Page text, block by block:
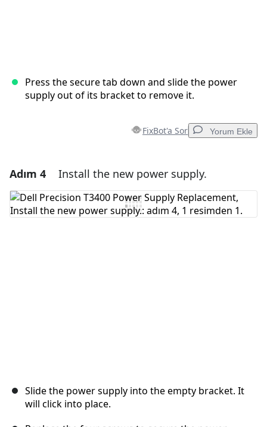
Press the secure tab down and slide the power
supply out of its bracket to remove it.
FixBot'a Sor Yorum Ekle
Yorum Ekle
Yorum Ekle
Adım 4 Install the new power supply.
Slide the power supply into the empty bracket. It
will click into place.